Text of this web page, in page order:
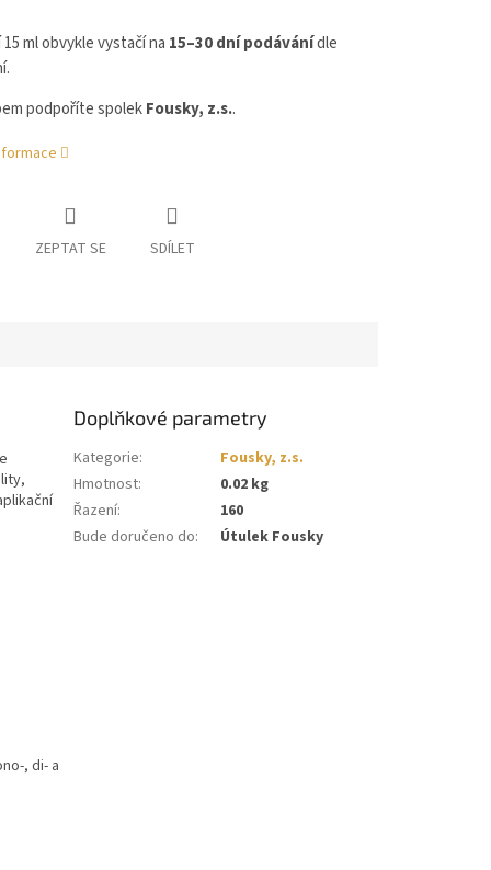
ml obvykle vystačí na 15–30 dní podávánídle
podpoříte spolekFousky, z.s..
ZEPTAT SE SDÍLET
, di- a
Doplňkové parametry
Kategorie:
Fousky, z.s.
Hmotnost:
0.02 kg
Řazení:
160
Bude doručeno do: Útulek Fousky